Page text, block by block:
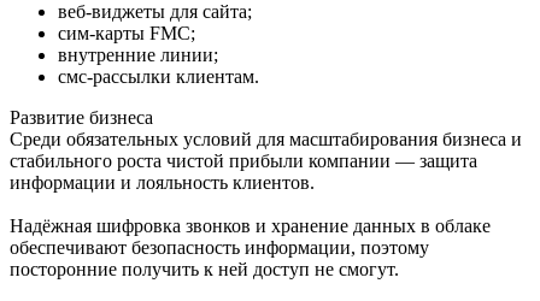
веб-виджеты для сайта;
сим-карты FMC;
внутренние линии;
смс-рассылки клиентам.
Развитие бизнеса
Среди обязательных условий для масштабирования бизнеса и
стабильного роста чистой прибыли компании — защита
информации и лояльность клиентов.
Надёжная шифровка звонков и хранение данных в облаке
обеспечивают безопасность информации, поэтому
посторонние получить к ней доступ не смогут.